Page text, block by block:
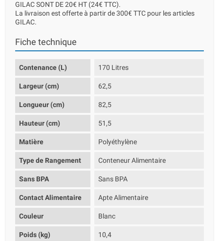
GILAC SONT DE 20€ HT (24€ TTC).
La livraison est offerte à partir de 300€ TTC pour les articles
GILAC.
Fiche technique
Contenance (L) 170 Litres
Largeur (cm) 62,5
Longueur (cm) 82,5
Hauteur (cm) 51,5
Matière Polyéthylène
Type de Rangement Conteneur Alimentaire
Sans BPA Sans BPA
Contact Alimentaire Apte Alimentaire
Couleur Blanc
Poids (kg) 10,4